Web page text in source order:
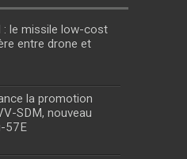
: le missile low-cost
entre drone et
la promotion
SDM, nouveau
57E